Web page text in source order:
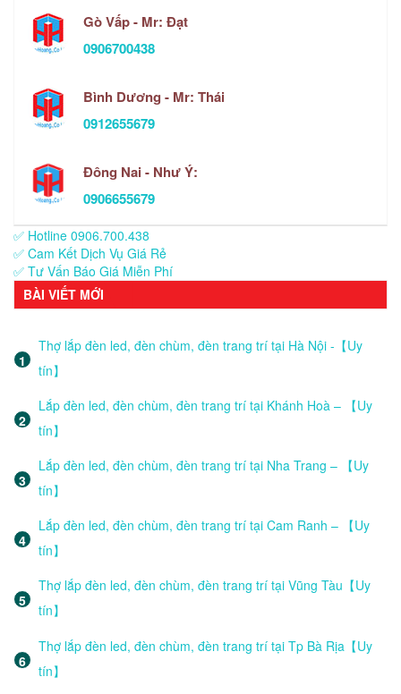
Gò Vấp - Mr: Đạt
0906700438
Bình Dương - Mr: Thái
0912655679
Đông Nai - Như Ý:
0906655679
✅ Hotline 0906.700.438
✅ Cam Kết Dịch Vụ Giá Rẻ
✅ Tư Vấn Báo Giá Miễn Phí
BÀI VIẾT MỚI
Thợ lắp đèn led, đèn chùm, đèn trang trí tại Hà Nội -【Uy
tín】
Lắp đèn led, đèn chùm, đèn trang trí tại Khánh Hoà – 【Uy
tín】
Lắp đèn led, đèn chùm, đèn trang trí tại Nha Trang – 【Uy
tín】
Lắp đèn led, đèn chùm, đèn trang trí tại Cam Ranh – 【Uy
tín】
Thợ lắp đèn led, đèn chùm, đèn trang trí tại Vũng Tàu【Uy
tín】
Thợ lắp đèn led, đèn chùm, đèn trang trí tại Tp Bà Rịa【Uy
tín】